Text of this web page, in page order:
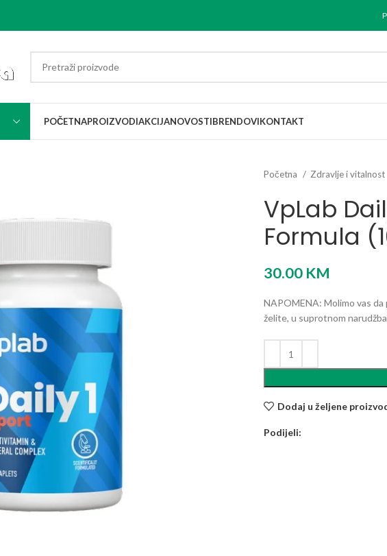
POČETNAPROIZVODIAKCIJANOVOSTIBRENDOVIKONTAKT
Početna Zdravlje i vitalnost
VpLab
Formula
30.00 KM
NAPOMENA: Molimo vas
želite, u suprotnom
Dodaj u željene
Podijeli: